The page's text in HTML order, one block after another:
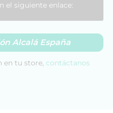
el siguiente enlace:
Alcalá España
en tu store, contáctanos